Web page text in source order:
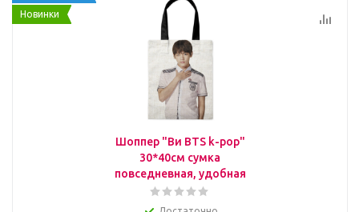
Новинки
Шоппер "Ви BTS k-pop"
30*40см сумка
повседневная, удобная